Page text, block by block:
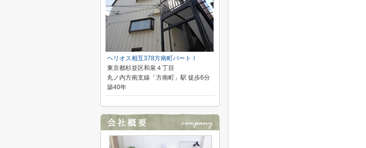
ヘリオス相互378方南町パートⅠ
東京都杉並区和泉４丁目
丸ノ内方南支線「方南町」駅 徒歩6分
築40年